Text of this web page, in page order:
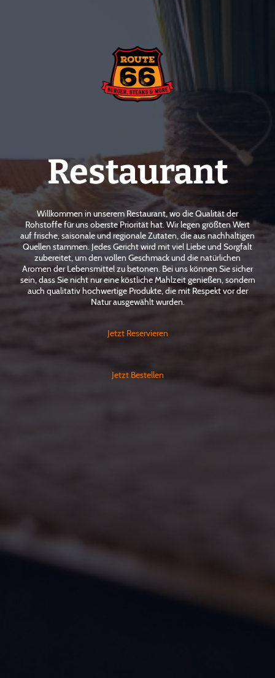
Restaurant
Willkommen in unserem Restaurant, wo die Qualität der
Rohstoffe für uns oberste Priorität hat. Wir legen größten Wert
auf frische, saisonale und regionale Zutaten, die aus nachhaltigen
Quellen stammen. Jedes Gericht wird mit viel Liebe und Sorgfalt
zubereitet, um den vollen Geschmack und die natürlichen
Aromen der Lebensmittel zu betonen. Bei uns können Sie sicher
sein, dass Sie nicht nur eine köstliche Mahlzeit genießen, sondern
auch qualitativ hochwertige Produkte, die mit Respekt vor der
Natur ausgewählt wurden.
Jetzt Reservieren
Jetzt Bestellen